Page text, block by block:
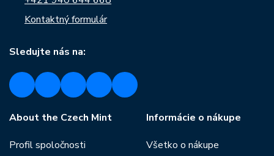
Kontaktný formulár
Sledujte nás na:
About the Czech Mint
Profil spoločnosti
Informácie o nákupe
Všetko o nákupe